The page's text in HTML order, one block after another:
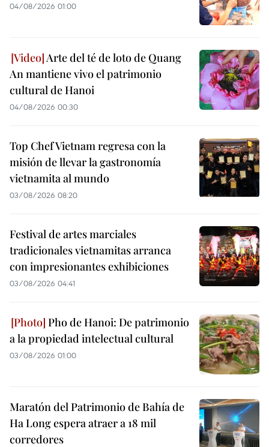
04/08/2026 01:00
Arte del té de loto de Quang
An mantiene vivo el patrimonio
cultural de Hanoi
04/08/2026 00:30
Top Chef Vietnam regresa con la
misión de llevar la gastronomía
vietnamita al mundo
03/08/2026 08:20
Festival de artes marciales
tradicionales vietnamitas arranca
con impresionantes exhibiciones
03/08/2026 04:41
Pho de Hanoi: De patrimonio
a la propiedad intelectual cultural
03/08/2026 01:00
Maratón del Patrimonio de Bahía de
Ha Long espera atraer a 18 mil
corredores